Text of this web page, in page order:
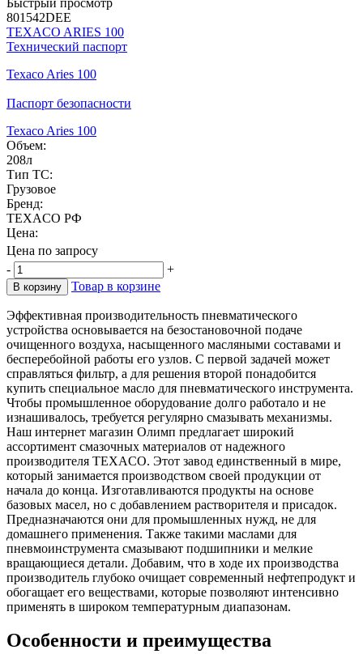
801542DEE
TEXACO ARIES 100
Технический паспорт
Texaco Aries 100
Паспорт безопасности
Texaco Aries 100
Объем:
208л
Тип ТС:
Грузовое
Бренд:
TEXACO РФ
Цена:
Цена по запросу
-
+
В корзину Товар в корзине
Эффективная производительность пневматического
устройства основывается на безостановочной подаче
очищенного воздуха, насыщенного масляными составами и
бесперебойной работы его узлов. С первой задачей может
справляться фильтр, а для решения второй понадобится
купить специальное масло для пневматического инструмента.
Чтобы промышленное оборудование долго работало и не
изнашивалось, требуется регулярно смазывать механизмы.
Наш интернет магазин Олимп предлагает широкий
ассортимент смазочных материалов от надежного
производителя TEXACO. Этот завод единственный в мире,
который занимается производством своей продукции от
начала до конца. Изготавливаются продукты на основе
базовых масел, но с добавлением растворителя и присадок.
Предназначаются они для промышленных нужд, не для
домашнего применения. Также такими маслами для
пневмоинструмента смазывают подшипники и мелкие
вращающиеся детали. Добавим, что в ходе их производства
производитель глубоко очищает современный нефтепродукт и
обогащает его веществами, которые позволяют интенсивно
применять в широком температурным диапазонам.
Особенности и преимущества